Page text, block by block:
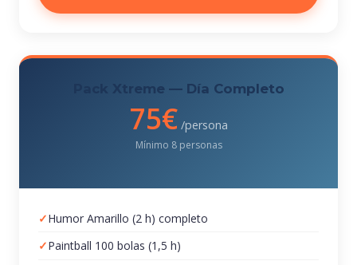
Pack Xtreme — Día Completo
75€ /persona
Mínimo 8 personas
Humor Amarillo (2 h) completo
Paintball 100 bolas (1,5 h)